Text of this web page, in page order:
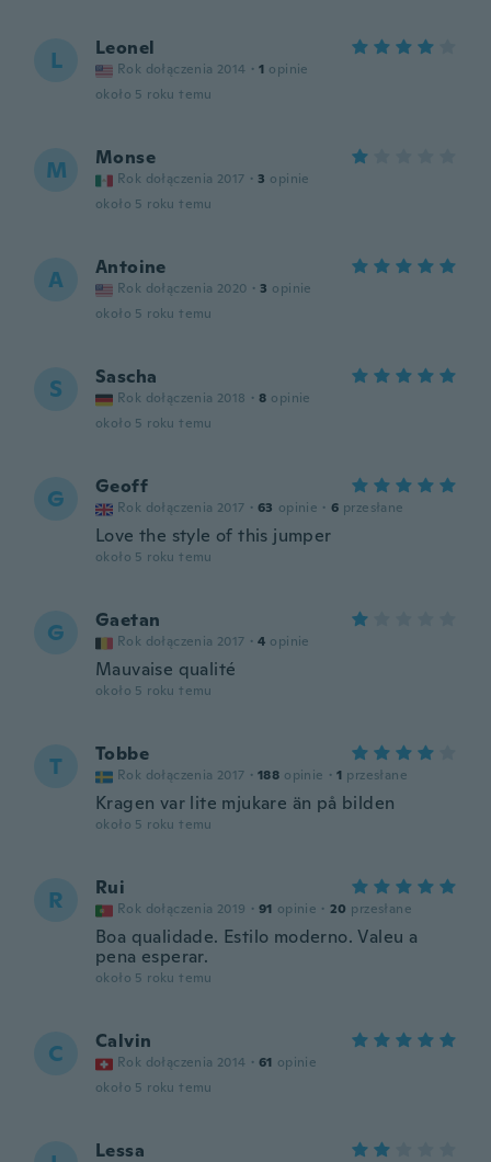
L Leonel
Rok dołączenia 2014 · 1 opinie
około 5 roku temu
M Monse
Rok dołączenia 2017 · 3 opinie
około 5 roku temu
A Antoine
Rok dołączenia 2020 · 3 opinie
około 5 roku temu
S Sascha
Rok dołączenia 2018 · 8 opinie
około 5 roku temu
G Geoff
Rok dołączenia 2017 · 63 opinie · 6 przesłane
Love the style of this jumper
około 5 roku temu
G Gaetan
Rok dołączenia 2017 · 4 opinie
Mauvaise qualité
około 5 roku temu
T Tobbe
Rok dołączenia 2017 · 188 opinie · 1 przesłane
Kragen var lite mjukare än på bilden
około 5 roku temu
R Rui
Rok dołączenia 2019 · 91 opinie · 20 przesłane
Boa qualidade. Estilo moderno. Valeu a
pena esperar.
około 5 roku temu
C Calvin
Rok dołączenia 2014 · 61 opinie
około 5 roku temu
Lessa